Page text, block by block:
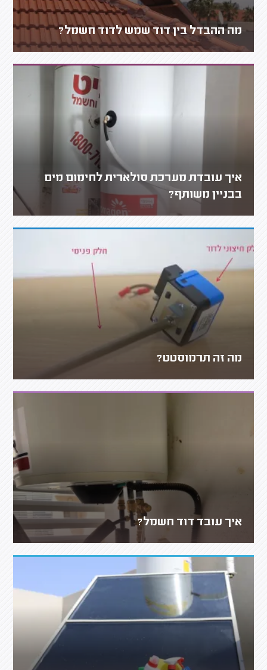
מה ההבדל בין דוד שמש לדוד חשמל?
איך עובדת מערכת סולארית לחימום מים
בבניין משותף?
מה זה תרמוסטט?
איך עובד דוד חשמל?